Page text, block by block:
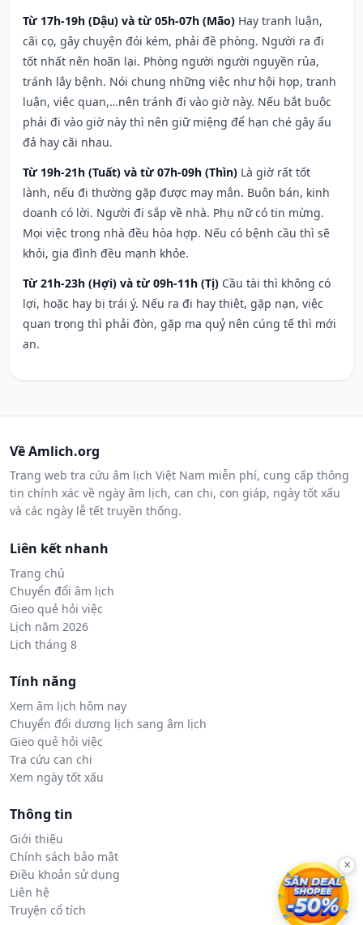
Từ 17h-19h (Dậu) và từ 05h-07h (Mão) Hay tranh luận,
cãi cọ, gây chuyện đói kém, phải đề phòng. Người ra đi
tốt nhất nên hoãn lại. Phòng người người nguyền rủa,
tránh lây bệnh. Nói chung những việc như hội họp, tranh
luận, việc quan,…nên tránh đi vào giờ này. Nếu bắt buộc
phải đi vào giờ này thì nên giữ miệng để hạn ché gây ẩu
đả hay cãi nhau.
Từ 19h-21h (Tuất) và từ 07h-09h (Thìn) Là giờ rất tốt
lành, nếu đi thường gặp được may mắn. Buôn bán, kinh
doanh có lời. Người đi sắp về nhà. Phụ nữ có tin mừng.
Mọi việc trong nhà đều hòa hợp. Nếu có bệnh cầu thì sẽ
khỏi, gia đình đều mạnh khỏe.
Từ 21h-23h (Hợi) và từ 09h-11h (Tị) Cầu tài thì không có
lợi, hoặc hay bị trái ý. Nếu ra đi hay thiệt, gặp nạn, việc
quan trọng thì phải đòn, gặp ma quỷ nên cúng tế thì mới
an.
Về Amlich.org
Trang web tra cứu âm lịch Việt Nam miễn phí, cung cấp thông
tin chính xác về ngày âm lịch, can chi, con giáp, ngày tốt xấu
và các ngày lễ tết truyền thống.
Liên kết nhanh
Trang chủ
Chuyển đổi âm lịch
Gieo quẻ hỏi việc
Lịch năm 2026
Lịch tháng 8
Tính năng
Xem âm lịch hôm nay
Chuyển đổi dương lịch sang âm lịch
Gieo quẻ hỏi việc
Tra cứu can chi
Xem ngày tốt xấu
Thông tin
Giới thiệu
Chính sách bảo mật
Điều khoản sử dụng
Liên hệ
Truyện cổ tích
×